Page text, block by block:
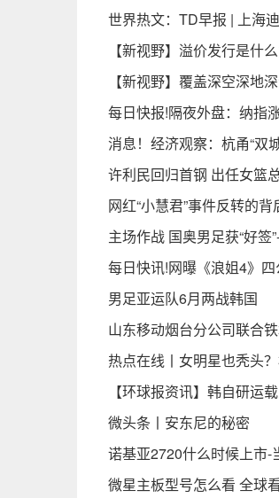
世界热文：TD早报 | 上海
【新视野】溢价发行是什
【新视野】覆盖深空深地
每日快报!隔夜外盘：纳指
消息！经济观察：杭甬“双
许利民回归首钢 出任女篮
网红“小慧君”事件反转的
主场作战 国奥男足获“好签
每日快讯!网曝《浪姐4》
男足亚运队6月两战韩国
山东移动烟台分公司联合
热点在线丨女明星也秃头
【环球报资讯】韩自研运
微头条丨安东尼的秘密
诺基亚2720什么时候上市-
微星主板型号怎么看 全球